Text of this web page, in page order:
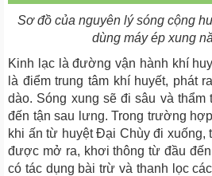
Sơ đồ của nguyên lý sóng cộng
dùng máy ép xung
Kinh lạc là đường vận hành khí
là điểm trung tâm khí huyết, phát
dào. Sóng xung sẽ đi sâu và
đến tận sau lưng. Trong trường
khi ấn từ huyệt Đại Chùy đi xuống,
được mở ra, khơi thông từ đầu
có tác dụng bài trừ và thanh lọc